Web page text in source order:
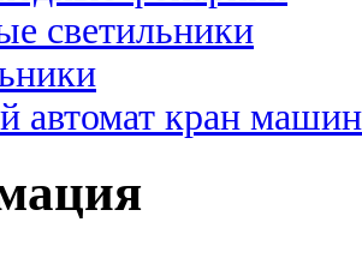
светильники
автомат кран